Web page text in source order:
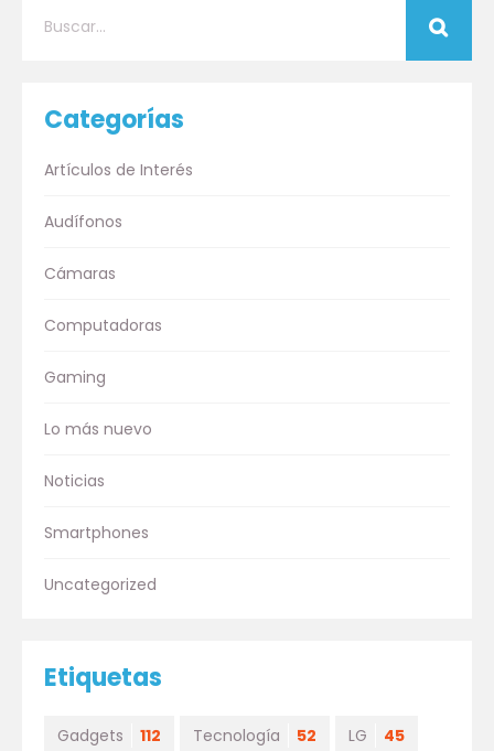
Categorías
Artículos de Interés
Audífonos
Cámaras
Computadoras
Gaming
Lo más nuevo
Noticias
Smartphones
Uncategorized
Etiquetas
Gadgets 112 Tecnología 52 LG 45